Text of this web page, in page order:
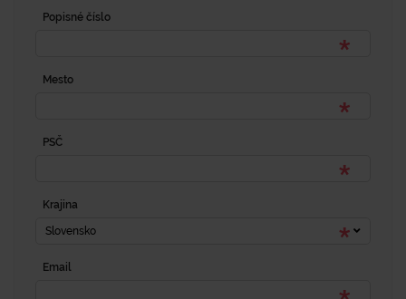
Popisné číslo
Mesto
PSČ
Krajina
Slovensko
Email